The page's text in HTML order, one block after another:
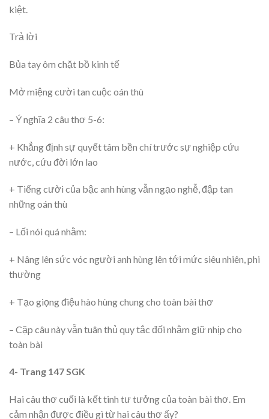
kiệt.
Trả lời
Bủa tay ôm chặt bồ kinh tế
Mở miệng cười tan cuộc oán thù
– Ý nghĩa 2 câu thơ 5-6:
+ Khẳng định sự quyết tâm bền chí trước sự nghiệp cứu
nước, cứu đời lớn lao
+ Tiếng cười của bậc anh hùng vẫn ngạo nghễ, đập tan
những oán thù
– Lối nói quá nhằm:
+ Nâng lên sức vóc người anh hùng lên tới mức siêu nhiên, phi
thường
+ Tạo giọng điệu hào hùng chung cho toàn bài thơ
– Cặp câu này vẫn tuân thủ quy tắc đối nhằm giữ nhịp cho
toàn bài
4- Trang 147 SGK
Hai câu thơ cuối là kết tinh tư tưởng của toàn bài thơ. Em
cảm nhận được điều gì từ hai câu thơ ấy?